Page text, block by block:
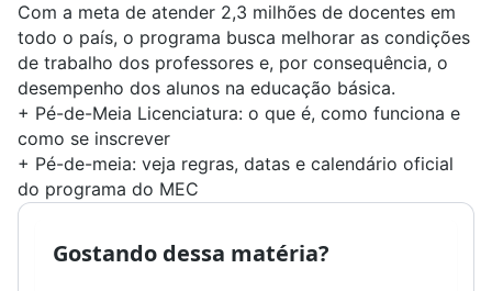
Com a meta de atender 2,3 milhões de docentes em
todo o país, o programa busca melhorar as condições
de trabalho dos professores e, por consequência, o
desempenho dos alunos na educação básica.
+ Pé-de-Meia Licenciatura: o que é, como funciona e
como se inscrever
+ Pé-de-meia: veja regras, datas e calendário oficial
do programa do MEC
Gostando dessa matéria?